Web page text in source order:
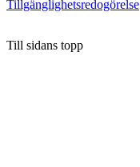
Tillgänglighetsredogörelse
Till sidans topp